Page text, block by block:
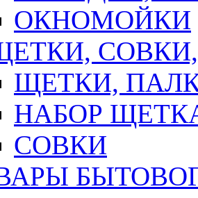
ОКНОМОЙКИ
ЩЕТКИ,
НАБОР
СОВКИ